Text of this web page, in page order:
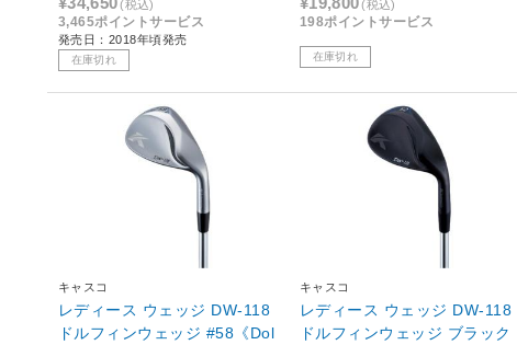
(税込)
3,465ポイントサービス
発売日：2018年頃発売
在庫切れ
(税込)
198ポイントサービス
在庫切れ
キャスコ
レディース ウェッジ DW-118
ドルフィンウェッジ #58《Dol
キャスコ
レディース ウェッジ DW-118
ドルフィンウェッジ ブラック